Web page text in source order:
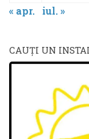
« apr.
iul. »
CAUŢI UN